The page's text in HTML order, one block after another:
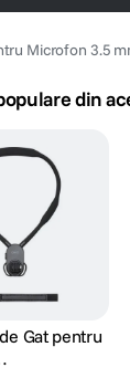
Microfon 3.5
din
Gat pentru